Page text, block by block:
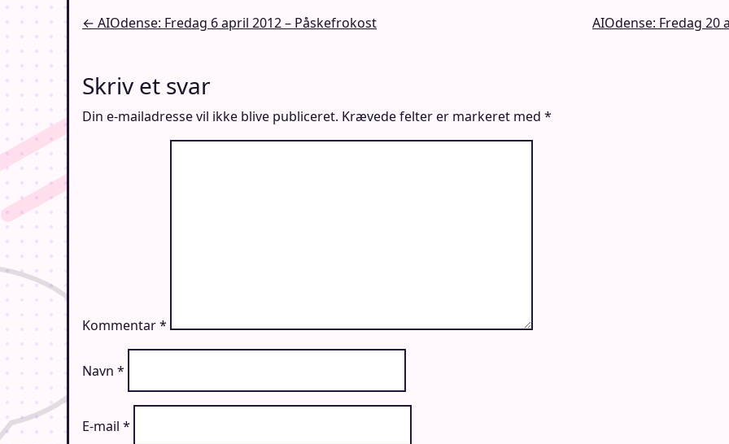
Indlægsnavigation
← AIOdense: Fredag 6 april 2012 – Påskefrokost AIOdense: Fredag
Skriv et svar
Din e-mailadresse vil ikke blive publiceret. Krævede felter er markeret med *
Kommentar*
Navn *
E-mail *